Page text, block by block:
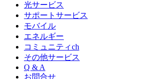
光サービス
サポートサービス
モバイル
エネルギー
コミュニティch
その他サービス
Q & A
お問合せ